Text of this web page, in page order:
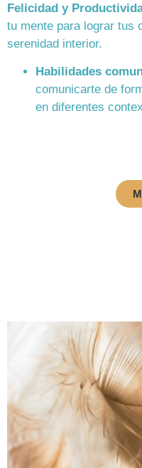
Felicidad y
tu mente para lograr tus
serenidad interior.
Habilidades
comunicarte de
en diferentes